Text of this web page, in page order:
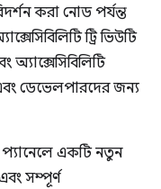
করা নোড পর্যন্ত
ট্রি ভিউটি
ডেভেলপারদের জন্য
একটি নতুন
সম্পূর্ণ